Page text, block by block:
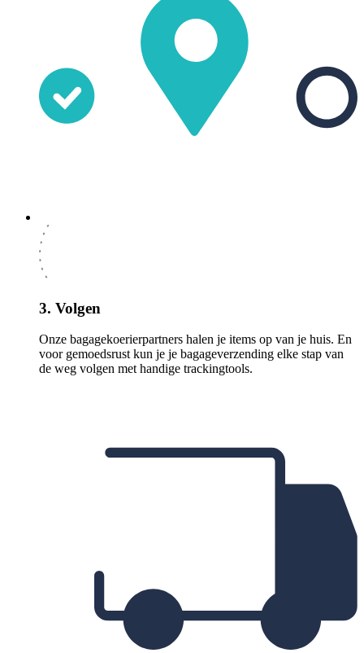
3. Volgen
Onze bagagekoerierpartners halen je items op van je huis. En
voor gemoedsrust kun je je bagageverzending elke stap van
de weg volgen met handige trackingtools.